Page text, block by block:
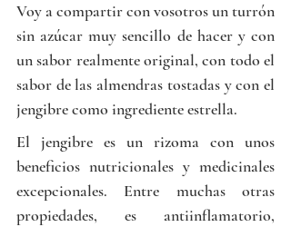
Voy a compartir con vosotros un turrón
sin azúcar muy sencillo de hacer y con
un sabor realmente original, con todo el
sabor de las almendras tostadas y con el
jengibre como ingrediente estrella.
El jengibre es un rizoma con unos
beneficios nutricionales y medicinales
excepcionales. Entre muchas otras
propiedades, es antiinflamatorio,